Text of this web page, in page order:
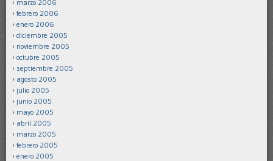
marzo 2006
febrero 2006
enero 2006
diciembre 2005
noviembre 2005
octubre 2005
septiembre 2005
agosto 2005
julio 2005
junio 2005
mayo 2005
abril 2005
marzo 2005
febrero 2005
enero 2005